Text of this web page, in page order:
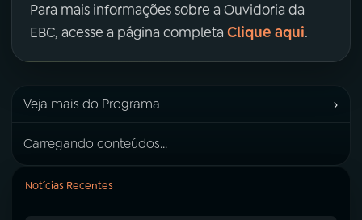
Para mais informações sobre a Ouvidoria da
EBC, acesse a página completa Clique aqui.
Veja mais do Programa ›
Carregando conteúdos...
Notícias Recentes